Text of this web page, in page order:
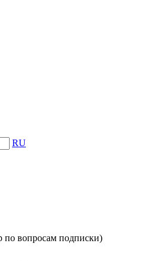
RU
по вопросам подписки)